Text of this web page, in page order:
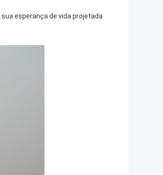
esperança de vida projetada